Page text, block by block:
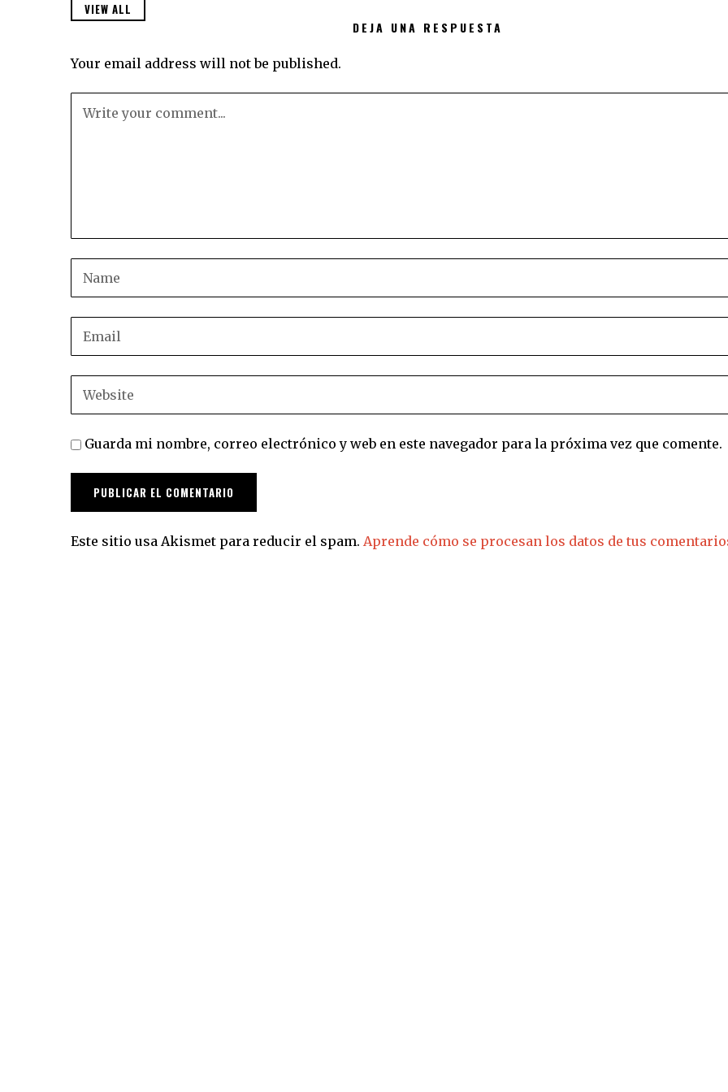
VIEW ALL
DEJA UNA RESPUESTA
Your email address will not be published.
Guarda mi nombre, correo electrónico y web en este navegador para la próxima vez que comente.
Este sitio usa Akismet para reducir el spam. Aprende cómo se procesan los datos de tus